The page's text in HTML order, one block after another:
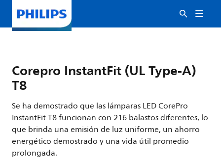
Corepro InstantFit (UL Type-A)
T8
Se ha demostrado que las lámparas LED CorePro
InstantFit T8 funcionan con 216 balastos diferentes, lo
que brinda una emisión de luz uniforme, un ahorro
energético demostrado y una vida útil promedio
prolongada.